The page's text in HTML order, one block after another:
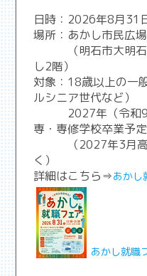
日時：2026年8月31
場所：あかし市民広場
（明石市大明石
し2階）
対象：18歳以上の一
ルシニア世代など）
2027年（令和9
専・専修学校卒業予
（2027年3月高
く）
詳細はこちら⇒あかし
あかし就職